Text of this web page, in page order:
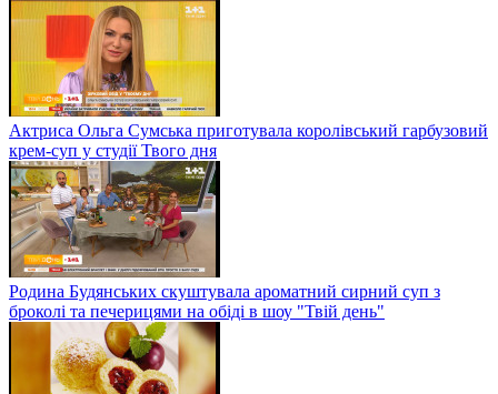
Актриса Ольга Сумська приготувала королівський гарбузовий
крем-суп у студії Твого дня
Родина Будянських скуштувала ароматний сирний суп з
броколі та печерицями на обіді в шоу "Твій день"